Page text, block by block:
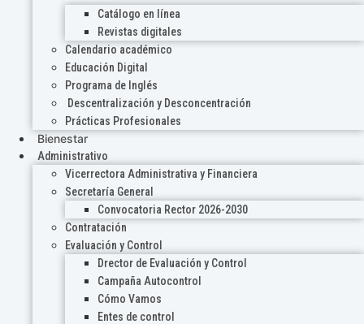
Catálogo en línea
Revistas digitales
Calendario académico
Educación Digital
Programa de Inglés
Descentralización y Desconcentración
Prácticas Profesionales
Bienestar
Administrativo
Vicerrectora Administrativa y Financiera
Secretaría General
Convocatoria Rector 2026-2030
Contratación
Evaluación y Control
Drector de Evaluación y Control
Campaña Autocontrol
Cómo Vamos
Entes de control